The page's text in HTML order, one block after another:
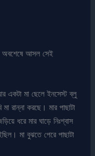
অবশেষে আসল সেই
একটা মা ছেলে ইনসেস্ট ব্লু
রান্না করছে। মার পাছাটা
ধরে মার ঘাড়ে নিঃশ্বাস
মা বুঝতে পেরে পাছাটা